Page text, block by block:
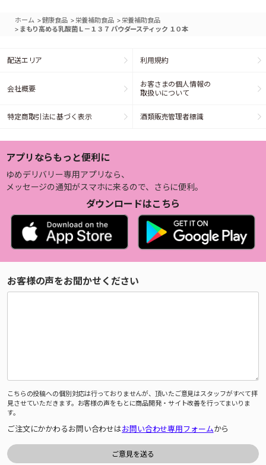
ホーム >健康食品 > 栄養補助食品 > 栄養補助食品
> まもり高める乳酸菌Ｌ－１３７ パウダースティック １０本
配送エリア 利用規約
会社概要
お客さまの個人情報の
取扱いについて
特定商取引法に基づく表示 酒類販売管理者標識
アプリならもっと便利に
ゆめデリバリー専用アプリなら、
メッセージの通知がスマホに来るので、さらに便利。
ダウンロードはこちら
お客様の声をお聞かせください
こちらの投稿への個別対応は行っておりませんが、頂いたご意見はスタッフがすべて拝
見させていただきます。お客様の声をもとに商品開発・サイト改善を行ってまいりま
す。
ご注文にかかわるお問い合わせはお問い合わせ専用フォームから